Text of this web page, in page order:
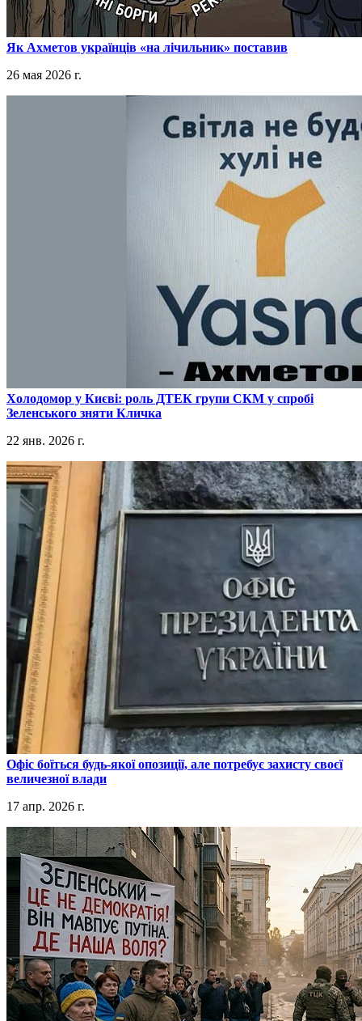
​Як Ахметов українців «на лічильник» поставив
26 мая 2026 г.
​Холодомор у Києві: роль ДТЕК групи СКМ у спробі
Зеленського зняти Кличка
22 янв. 2026 г.
​Офіс боїться будь-якої опозиції, але потребує захисту своєї
величезної влади
17 апр. 2026 г.